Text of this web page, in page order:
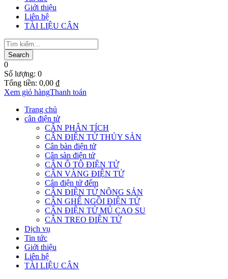
Giới thiệu
Liên hệ
TÀI LIỆU CÂN
0
Số lượng: 0
Tổng tiền: 0,00 ₫
Xem giỏ hàngThanh toán
Trang chủ
cân điện tử
CÂN PHÂN TÍCH
CÂN ĐIỆN TỬ THỦY SẢN
Cân bàn điện tử
Cân sàn điện tử
CÂN Ô TÔ ĐIỆN TỬ
CÂN VÀNG ĐIỆN TỬ
Cân điện tử đếm
CÂN ĐIỆN TỬ NÔNG SẢN
CÂN GHẾ NGỒI ĐIỆN TỬ
CÂN ĐIỆN TỬ MỦ CAO SU
CÂN TREO ĐIỆN TỬ
Dịch vụ
Tin tức
Giới thiệu
Liên hệ
TÀI LIỆU CÂN